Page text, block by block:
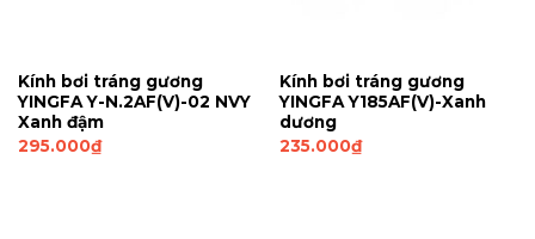
Kính bơi tráng gương
YINGFA Y-N.2AF(V)-02 NVY
Xanh đậm
295.000₫
Kính bơi tráng gương
YINGFA Y185AF(V)-Xanh
dương
235.000₫